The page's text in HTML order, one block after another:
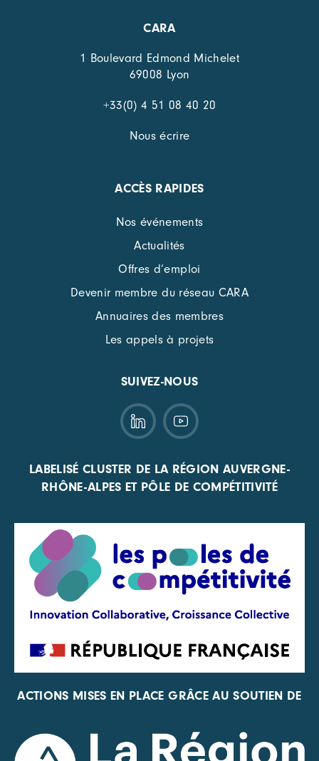
CARA
1 Boulevard Edmond Michelet
69008 Lyon
+33(0) 4 51 08 40 20
Nous écrire
ACCÈS RAPIDES
Nos événements
Actualités
Offres d’emploi
Devenir membre du réseau CARA
Annuaires des membres
Les appels à projets
SUIVEZ-NOUS
LABELISÉ CLUSTER DE LA RÉGION AUVERGNE-
RHÔNE-ALPES ET PÔLE DE COMPÉTITIVITÉ
ACTIONS MISES EN PLACE GRÂCE AU SOUTIEN DE